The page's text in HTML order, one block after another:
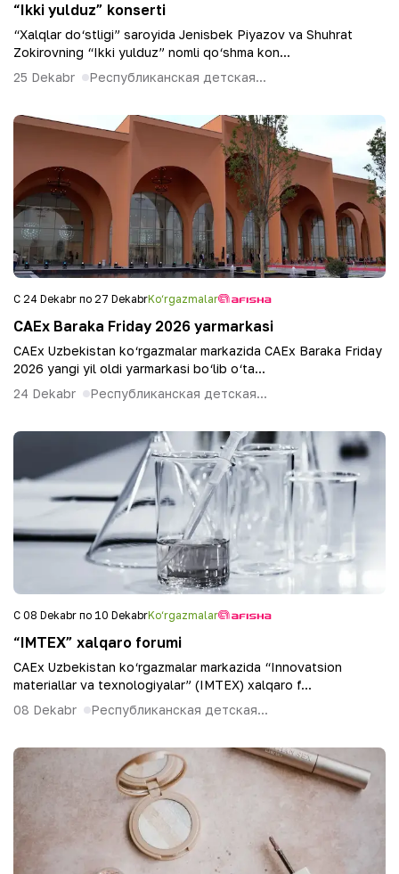
“Ikki yulduz” konserti
“Xalqlar do‘stligi” saroyida Jenisbek Piyazov va Shuhrat
Zokirovning “Ikki yulduz” nomli qo‘shma kon...
25 Dekabr
Республиканская детская...
С 24 Dekabr по 27 DekabrKo‘rgazmalar
CAEx Baraka Friday 2026 yarmarkasi
CAEx Uzbekistan ko‘rgazmalar markazida CAEx Baraka Friday
2026 yangi yil oldi yarmarkasi bo‘lib o‘ta...
24 Dekabr
Республиканская детская...
С 08 Dekabr по 10 DekabrKo‘rgazmalar
“IMTEX” xalqaro forumi
CAEx Uzbekistan ko‘rgazmalar markazida “Innovatsion
materiallar va texnologiyalar” (IMTEX) xalqaro f...
08 Dekabr
Республиканская детская...